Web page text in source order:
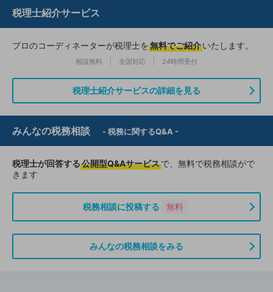
税理士紹介サービス
プロのコーディネーターが税理士を無料でご紹介いたします。
相談無料 全国対応 24時間受付
税理士紹介サービスの詳細を見る
みんなの税務相談 - 税務に関するQ&A -
税理士が回答する公開型Q&Aサービスで、無料で税務相談がで
きます
税務相談に投稿する 無料
みんなの税務相談をみる